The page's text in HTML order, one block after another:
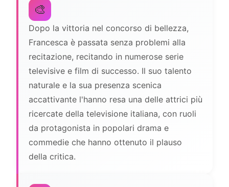
🎨
Dopo la vittoria nel concorso di bellezza,
Francesca è passata senza problemi alla
recitazione, recitando in numerose serie
televisive e film di successo. Il suo talento
naturale e la sua presenza scenica
accattivante l'hanno resa una delle attrici più
ricercate della televisione italiana, con ruoli
da protagonista in popolari drama e
commedie che hanno ottenuto il plauso
della critica.